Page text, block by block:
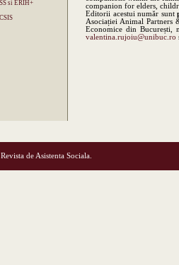
si ERIH+
companion for elders,
Editorii acestui număr sunt
Asociației Animal Partners
Economice din București,
valentina.rujoiu@unibuc.ro
de Asistenta Sociala.